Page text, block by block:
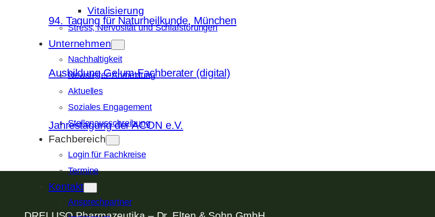
Vitalisierung
Stress, Nervosität und Schlafstörungen
Unternehmen
Nachhaltigkeit
Newsletter-Anmeldung
Aktuelles
Soziales Engagement
Stellenausschreibung
Fachbereich
Login für Fachkreise
Termine
Kontakt
Ansprechpartner
94. Tagung für Naturheilkunde, München
Ausbildung Gelum-Fachberater (digital)
Jahrestagung der ACON e.V.